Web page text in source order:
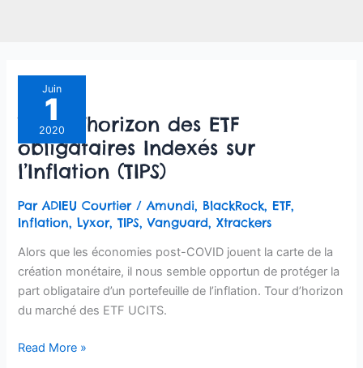
Juin
1
2020
Tour d’horizon des ETF
obligataires Indexés sur
l’Inflation (TIPS)
ParADIEU Courtier /Amundi, BlackRock,ETF,
Inflation,Lyxor,TIPS,Vanguard,Xtrackers
Alors que les économies post-COVID jouent la carte de la
création monétaire, il nous semble opportun de protéger la
part obligataire d’un portefeuille de l’inflation. Tour d’horizon
du marché des ETF UCITS.
d’horizon
ETF
obligataires
Indexés
sur
l’Inflation
Read More »